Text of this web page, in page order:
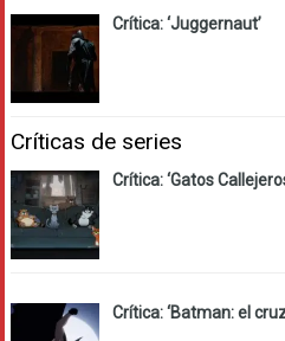
Crítica: ‘Juggernaut’
Críticas de series
Crítica: ‘Gatos
Crítica: ‘Batman: el